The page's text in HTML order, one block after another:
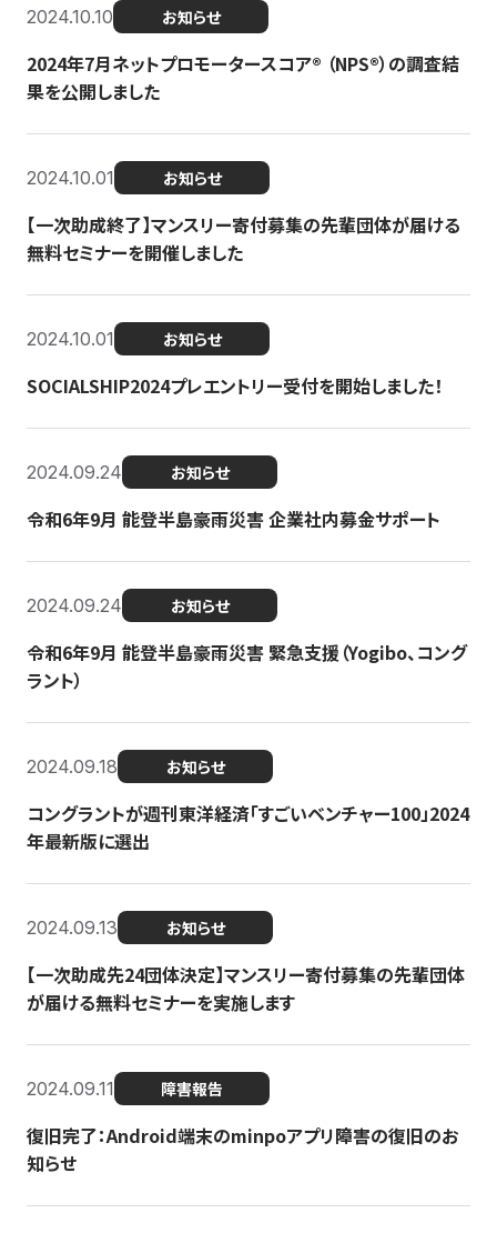
2024.10.10 お知らせ
2024年7月ネットプロモータースコア®︎ （NPS®︎）の調査結
果を公開しました
2024.10.01 お知らせ
【一次助成終了】マンスリー寄付募集の先輩団体が届ける
無料セミナーを開催しました
2024.10.01 お知らせ
SOCIALSHIP2024プレエントリー受付を開始しました！
2024.09.24 お知らせ
令和6年9月 能登半島豪雨災害 企業社内募金サポート
2024.09.24 お知らせ
令和6年9月 能登半島豪雨災害 緊急支援（Yogibo、コング
ラント）
2024.09.18 お知らせ
コングラントが週刊東洋経済「すごいベンチャー100」2024
年最新版に選出
2024.09.13 お知らせ
【一次助成先24団体決定】マンスリー寄付募集の先輩団体
が届ける無料セミナーを実施します
2024.09.11 障害報告
復旧完了：Android端末のminpoアプリ障害の復旧のお
知らせ